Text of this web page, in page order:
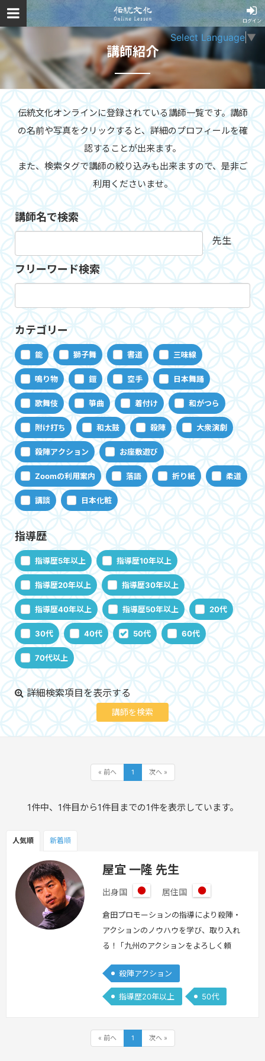
Select Language ▼
ログイン
講師紹介
伝統文化オンラインに登録されている講師一覧です。講師
の名前や写真をクリックすると、詳細のプロフィールを確
認することが出来ます。
また、検索タグで講師の絞り込みも出来ますので、是非ご
利用くださいませ。
講師名で検索
先生
フリーワード検索
カテゴリー
能 獅子舞 書道 三味線
鳴り物 鎧 空手 日本舞踊
歌舞伎 箏曲 着付け 和がつら
附け打ち 和太鼓 殺陣 大衆演劇
殺陣アクション お座敷遊び
Zoomの利用案内 落語 折り紙 柔道
講談 日本化粧
指導歴
指導歴5年以上 指導歴10年以上
指導歴20年以上 指導歴30年以上
指導歴40年以上 指導歴50年以上 20代
30代 40代 50代 60代
70代以上
詳細検索項目を表示する
« 前へ 1 次へ »
1件中、1件目から1件目までの1件を表示しています。
人気順 新着順
屋宜 一隆 先生
出身国
本
居住国
本
倉田プロモーションの指導により殺陣・
アクションのノウハウを学び、取り入れ
る！ ｢九州のアクションをよろしく頼
を拠点に、舞台・映画・ドラマ・CM
等、出演、アクションコーディネーター
（アクション監督）等で活動をしてい
殺陣アクション
指導歴20年以上 50代
« 前へ 1 次へ »